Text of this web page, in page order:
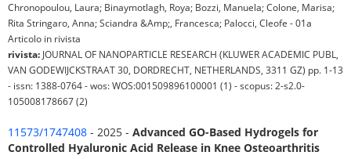
Chronopoulou, Laura; Binaymotlagh, Roya; Bozzi, Manuela; Colone, Marisa;
Rita Stringaro, Anna; Sciandra &Amp;, Francesca; Palocci, Cleofe - 01a
Articolo in rivista
rivista: JOURNAL OF NANOPARTICLE RESEARCH (KLUWER ACADEMIC PUBL,
VAN GODEWIJCKSTRAAT 30, DORDRECHT, NETHERLANDS, 3311 GZ) pp. 1-13
- issn: 1388-0764 - wos: WOS:001509896100001 (1) - scopus: 2-s2.0-
105008178667 (2)
11573/1747408 - 2025 - Advanced GO-Based Hydrogels for
Controlled Hyaluronic Acid Release in Knee Osteoarthritis